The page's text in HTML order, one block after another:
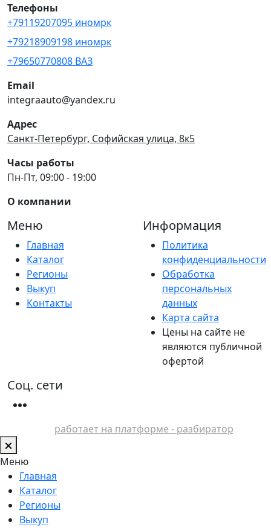
Телефоны
+79119207095 иномрк
+79218909198 иномрк
+79650770808 ВАЗ
Email
integraauto@yandex.ru
Адрес
Санкт-Петербург, Софийская улица, 8к5
Часы работы
Пн-Пт, 09:00 - 19:00
О компании
Меню
Главная
Каталог
Регионы
Выкуп
Контакты
Информация
Политика
конфиденциальности
Обработка
персональных
данных
Карта сайта
Цены на сайте не
являются публичной
офертой
Соц. сети
работает на платформе - разбиратор
Меню
Главная
Каталог
Регионы
Выкуп